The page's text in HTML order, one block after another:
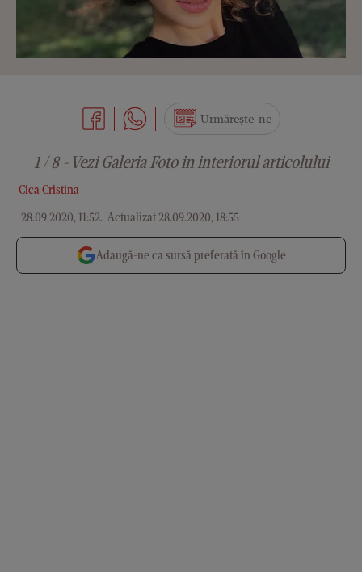
Cica Cristina
28.09.2020, 11:52. Actualizat 28.09.2020, 18:55
Urmărește-ne
1 / 8 - Vezi Galeria Foto in interiorul articolului
Adaugă-ne ca sursă preferată în Google